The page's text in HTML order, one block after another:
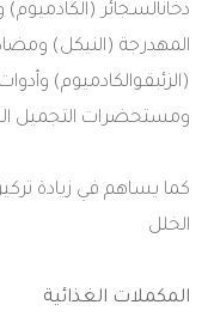
دخانالسجائر (الكادميوم)
المهدرجة (النيكل)
(الزئبقوالكادميوم) وأدوات
ومستحضرات التجميل
كما يساهم في زيادة تركيز
الخلل
المكملات الغذائية